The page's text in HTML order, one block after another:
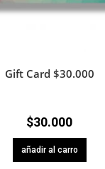
Gift Card $30.000
$30.000
añadir al carro